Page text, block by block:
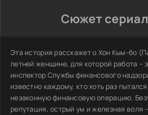
Сюжет
Эта история расскажет о Хон Кым-бо
летней женщине, для которой работа –
инспектор Службы финансового
известно каждому, кто хоть раз
незаконную финансовую операцию.
репутация, острый ум и железная воля